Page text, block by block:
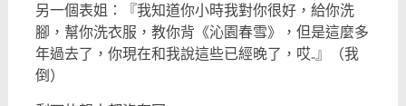
另一個表姐：『我知道你小時我對你很好，給你洗
腳，幫你洗衣服，教你背《沁園春雪》，但是這麼多
年過去了，你現在和我說這些已經晚了，哎..』（我
倒）